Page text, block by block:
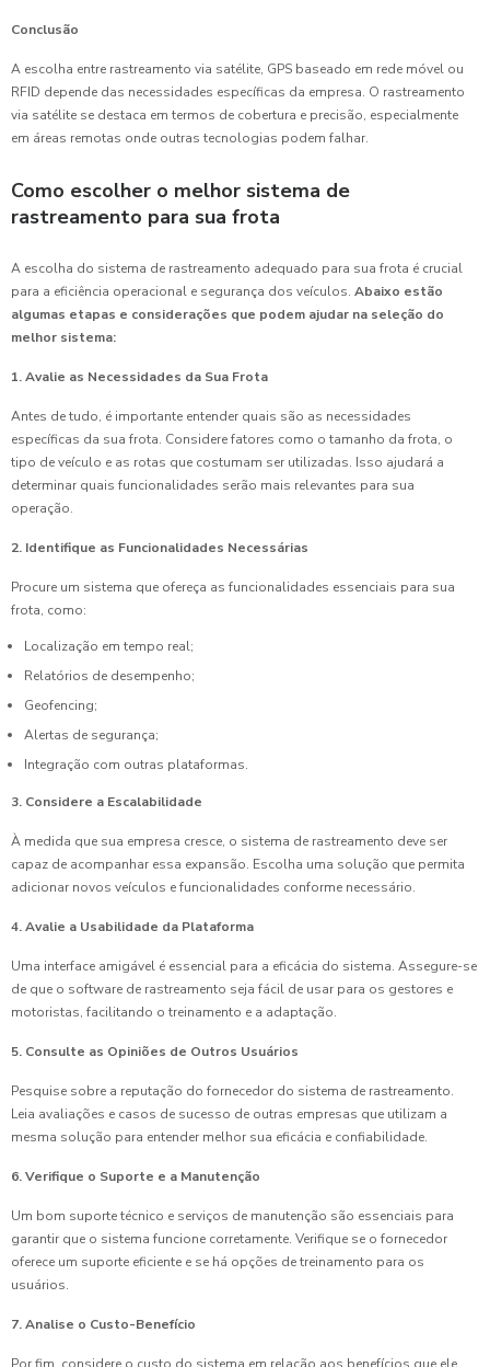
Conclusão
A escolha entre rastreamento via satélite, GPS baseado em rede móvel ou
RFID depende das necessidades específicas da empresa. O rastreamento
via satélite se destaca em termos de cobertura e precisão, especialmente
em áreas remotas onde outras tecnologias podem falhar.
Como escolher o melhor sistema de
rastreamento para sua frota
A escolha do sistema de rastreamento adequado para sua frota é crucial
para a eficiência operacional e segurança dos veículos. Abaixo estão
algumas etapas e considerações que podem ajudar na seleção do
melhor sistema:
1. Avalie as Necessidades da Sua Frota
Antes de tudo, é importante entender quais são as necessidades
específicas da sua frota. Considere fatores como o tamanho da frota, o
tipo de veículo e as rotas que costumam ser utilizadas. Isso ajudará a
determinar quais funcionalidades serão mais relevantes para sua
operação.
2. Identifique as Funcionalidades Necessárias
Procure um sistema que ofereça as funcionalidades essenciais para sua
frota, como:
Localização em tempo real;
Relatórios de desempenho;
Geofencing;
Alertas de segurança;
Integração com outras plataformas.
3. Considere a Escalabilidade
À medida que sua empresa cresce, o sistema de rastreamento deve ser
capaz de acompanhar essa expansão. Escolha uma solução que permita
adicionar novos veículos e funcionalidades conforme necessário.
4. Avalie a Usabilidade da Plataforma
Uma interface amigável é essencial para a eficácia do sistema. Assegure-se
de que o software de rastreamento seja fácil de usar para os gestores e
motoristas, facilitando o treinamento e a adaptação.
5. Consulte as Opiniões de Outros Usuários
Pesquise sobre a reputação do fornecedor do sistema de rastreamento.
Leia avaliações e casos de sucesso de outras empresas que utilizam a
mesma solução para entender melhor sua eficácia e confiabilidade.
6. Verifique o Suporte e a Manutenção
Um bom suporte técnico e serviços de manutenção são essenciais para
garantir que o sistema funcione corretamente. Verifique se o fornecedor
oferece um suporte eficiente e se há opções de treinamento para os
usuários.
7. Analise o Custo-Benefício
Por fim, considere o custo do sistema em relação aos benefícios que ele